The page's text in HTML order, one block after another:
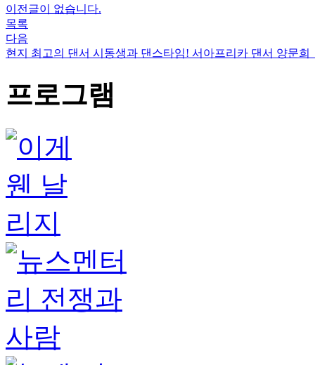
이전글이 없습니다.
목록
다음
현지 최고의 댄서 시동생과 댄스타임! 서아프리카 댄서 양문희
프로그램